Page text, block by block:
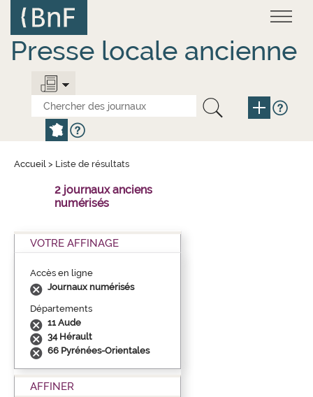
contenu
principal
Presse locale ancienne
Accueil > Liste de résultats
2 journaux anciens
numérisés
VOTRE AFFINAGE
Accès en ligne
Journaux numérisés
Départements
11 Aude
34 Hérault
66 Pyrénées-Orientales
AFFINER
Panneau de gestion des cookies